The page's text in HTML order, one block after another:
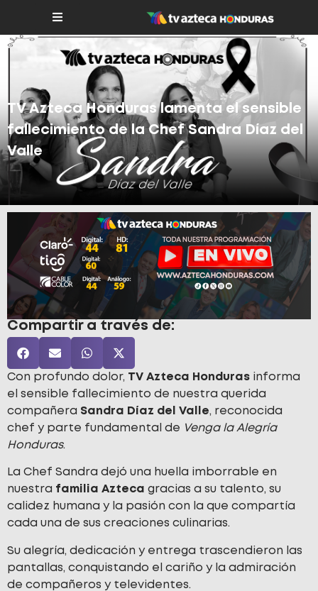
TV Azteca Honduras lamenta el sensible
fallecimiento de la Chef Sandra Díaz del
Valle
Compartir a través de:
Con profundo dolor, TV Azteca Honduras informa
el sensible fallecimiento de nuestra querida
compañera Sandra Díaz del Valle, reconocida
chef y parte fundamental de Venga la Alegría
Honduras.
La Chef Sandra dejó una huella imborrable en
nuestra familia Azteca gracias a su talento, su
calidez humana y la pasión con la que compartía
cada una de sus creaciones culinarias.
Su alegría, dedicación y entrega trascendieron las
pantallas, conquistando el cariño y la admiración
de compañeros y televidentes.